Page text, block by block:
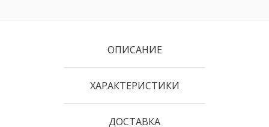
ОПИСАНИЕ
ХАРАКТЕРИСТИКИ
ДОСТАВКА